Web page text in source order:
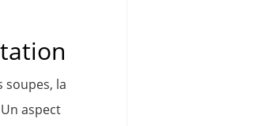
soupes, la
aspect